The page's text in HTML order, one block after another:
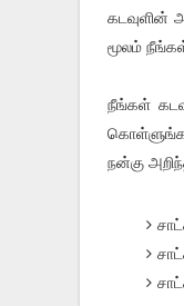
கடவுளின்
மூலம்
நீங்கள்
நன்கு